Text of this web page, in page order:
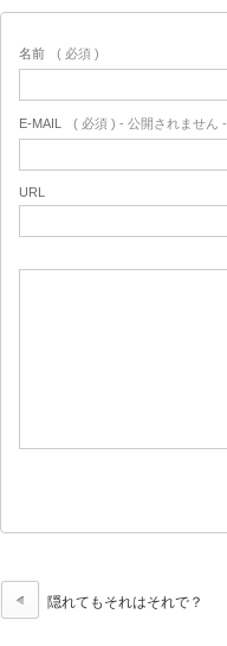
名前 ( 必須 )
E-MAIL ( 必須 ) - 公開されません -
URL
隠れてもそれはそれで？